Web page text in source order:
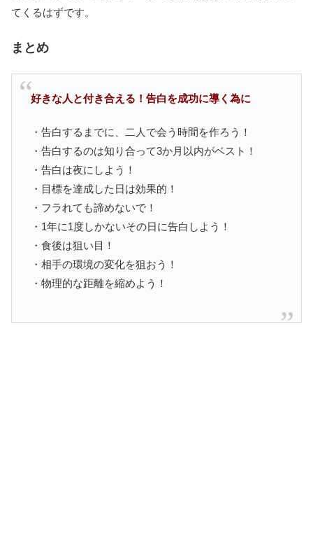
てくるはずです。
まとめ
好きな人と付き合える！告白を成功に導く為に
・告白するまでに、二人で会う時間を作ろう！
・告白するのは知り合って3か月以内がベスト！
・告白は夜にしよう！
・目標を達成した日は効果的！
・フラれても諦めないで！
・1年に1度しかないその日に告白しよう！
・食後は狙い目！
・相手の環境の変化を狙おう！
・物理的な距離を縮めよう！